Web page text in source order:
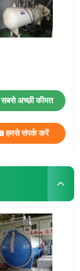
सबसे अच्छी कीमत
हमसे संपर्क करें